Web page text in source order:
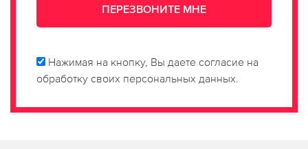
Нажимая на кнопку, Вы даете согласие на
обработку своих персональных данных.